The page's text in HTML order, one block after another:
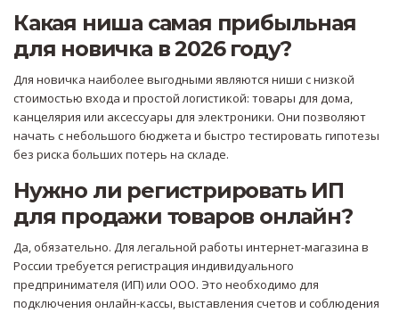
Какая ниша самая прибыльная
для новичка в 2026 году?
Для новичка наиболее выгодными являются ниши с низкой
стоимостью входа и простой логистикой: товары для дома,
канцелярия или аксессуары для электроники. Они позволяют
начать с небольшого бюджета и быстро тестировать гипотезы
без риска больших потерь на складе.
Нужно ли регистрировать ИП
для продажи товаров онлайн?
Да, обязательно. Для легальной работы интернет-магазина в
России требуется регистрация индивидуального
предпринимателя (ИП) или ООО. Это необходимо для
подключения онлайн-кассы, выставления счетов и соблюдения